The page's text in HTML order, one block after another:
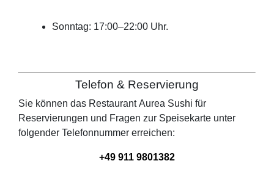
Sonntag: 17:00–22:00 Uhr.
Telefon & Reservierung
Sie können das RestaurantAurea Sushi für
Reservierungen und Fragen zur Speisekarte unter
folgender Telefonnummer erreichen:
+49 911 9801382